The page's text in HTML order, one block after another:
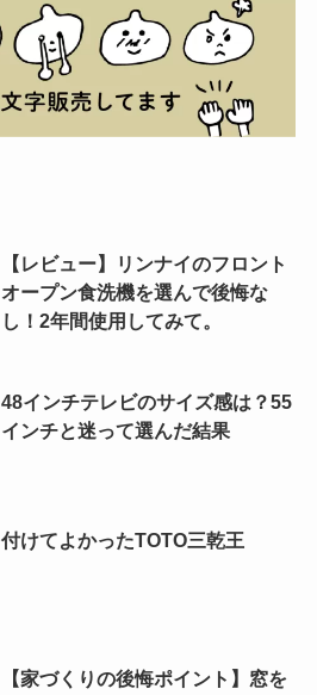
【レビュー】リンナイのフロント
オープン食洗機を選んで後悔な
し！2年間使用してみて。
48インチテレビのサイズ感は？55
インチと迷って選んだ結果
付けてよかったTOTO三乾王
【家づくりの後悔ポイント】窓を